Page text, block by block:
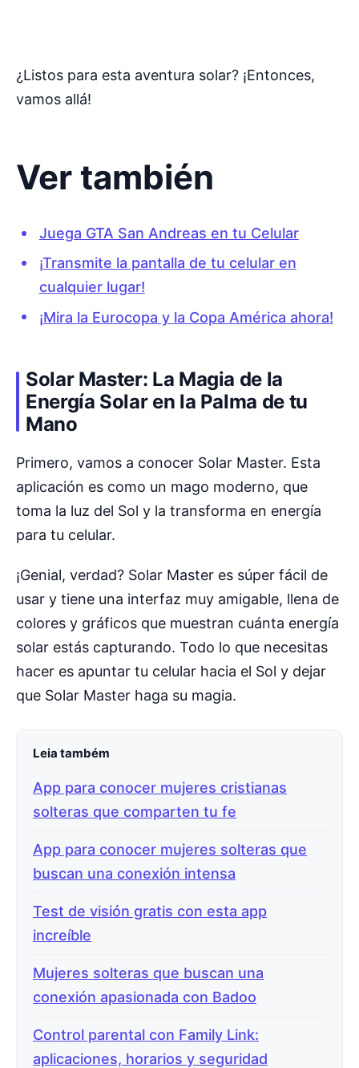
¿Listos para esta aventura solar? ¡Entonces,
vamos allá!
Ver también
Juega GTA San Andreas en tu Celular
¡Transmite la pantalla de tu celular en
cualquier lugar!
¡Mira la Eurocopa y la Copa América ahora!
Solar Master: La Magia de la
Energía Solar en la Palma de tu
Mano
Primero, vamos a conocer Solar Master. Esta
aplicación es como un mago moderno, que
toma la luz del Sol y la transforma en energía
para tu celular.
¡Genial, verdad? Solar Master es súper fácil de
usar y tiene una interfaz muy amigable, llena de
colores y gráficos que muestran cuánta energía
solar estás capturando. Todo lo que necesitas
hacer es apuntar tu celular hacia el Sol y dejar
que Solar Master haga su magia.
Leia também
App para conocer mujeres cristianas
solteras que comparten tu fe
App para conocer mujeres solteras que
buscan una conexión intensa
Test de visión gratis con esta app
increíble
Mujeres solteras que buscan una
conexión apasionada con Badoo
Control parental con Family Link:
aplicaciones, horarios y seguridad